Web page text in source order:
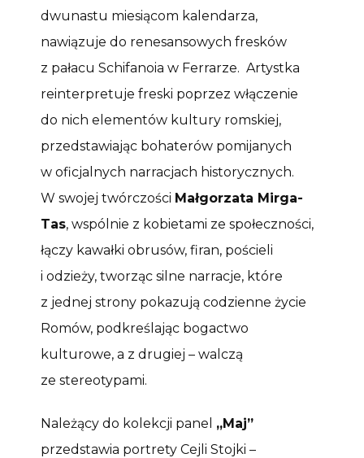
dwunastu miesiącom kalendarza,
nawiązuje do renesansowych fresków
z pałacu Schifanoia w Ferrarze. Artystka
reinterpretuje freski poprzez włączenie
do nich elementów kultury romskiej,
przedstawiając bohaterów pomijanych
w oficjalnych narracjach historycznych.
W swojej twórczości Małgorzata Mirga-
Tas, wspólnie z kobietami ze społeczności,
łączy kawałki obrusów, firan, pościeli
i odzieży, tworząc silne narracje, które
z jednej strony pokazują codzienne życie
Romów, podkreślając bogactwo
kulturowe, a z drugiej – walczą
ze stereotypami.
Należący do kolekcji panel „Maj”
przedstawia portrety Cejli Stojki –